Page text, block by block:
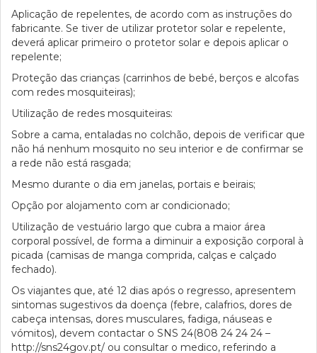
Aplicação de repelentes, de acordo com as instruções do
fabricante. Se tiver de utilizar protetor solar e repelente,
deverá aplicar primeiro o protetor solar e depois aplicar o
repelente;
Proteção das crianças (carrinhos de bebé, berços e alcofas
com redes mosquiteiras);
Utilização de redes mosquiteiras:
Sobre a cama, entaladas no colchão, depois de verificar que
não há nenhum mosquito no seu interior e de confirmar se
a rede não está rasgada;
Mesmo durante o dia em janelas, portais e beirais;
Opção por alojamento com ar condicionado;
Utilização de vestuário largo que cubra a maior área
corporal possível, de forma a diminuir a exposição corporal à
picada (camisas de manga comprida, calças e calçado
fechado).
Os viajantes que, até 12 dias após o regresso, apresentem
sintomas sugestivos da doença (febre, calafrios, dores de
cabeça intensas, dores musculares, fadiga, náuseas e
vómitos), devem contactar o SNS 24(808 24 24 24 –
http://sns24gov.pt/ ou consultar o medico, referindo a